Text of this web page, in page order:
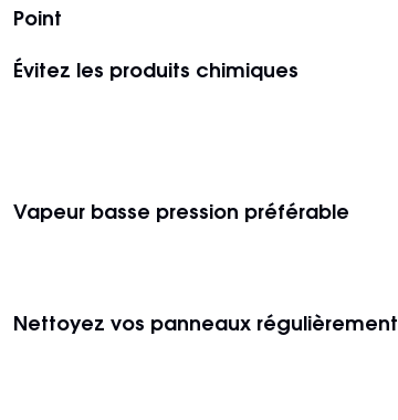
Point
Évitez les produits chimiques
Vapeur basse pression préférable
Nettoyez vos panneaux régulièrement